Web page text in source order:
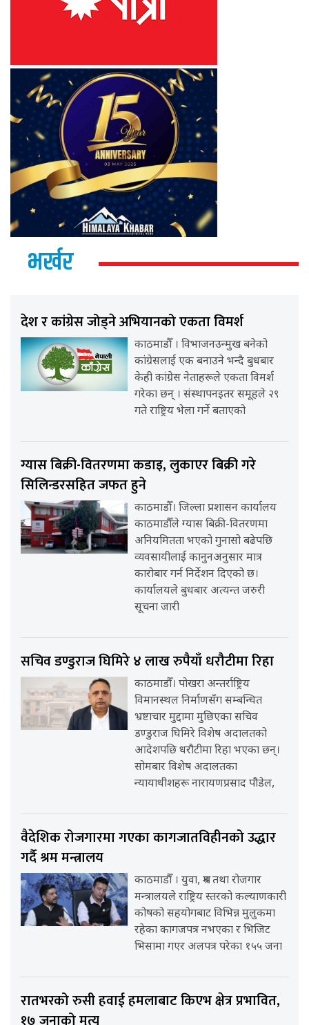
भर्खर
देश र कांग्रेस जोड्ने अभियानको एकता विमर्श
काठमाडौँ । विभाजनउन्मुख बनेको
कांग्रेसलाई एक बनाउने भन्दै बुधबार
केही कांग्रेस नेताहरूले एकता विमर्श
गरेका छन् । संस्थापनइतर समूहले २९
गते राष्ट्रिय भेला गर्ने बताएको
ग्यास बिक्री-वितरणमा कडाइ, लुकाएर बिक्री गरे
सिलिन्डरसहित जफत हुने
काठमाडौँ। जिल्ला प्रशासन कार्यालय
काठमाडौँले ग्यास बिक्री-वितरणमा
अनियमितता भएको गुनासो बढेपछि
व्यवसायीलाई कानुनअनुसार मात्र
कारोबार गर्न निर्देशन दिएको छ।
कार्यालयले बुधबार अत्यन्त जरुरी
सूचना जारी
सचिव डण्डुराज घिमिरे ४ लाख रुपैयाँ धरौटीमा रिहा
काठमाडौँ। पोखरा अन्तर्राष्ट्रिय
विमानस्थल निर्माणसँग सम्बन्धित
भ्रष्टाचार मुद्दामा मुछिएका सचिव
डण्डुराज घिमिरे विशेष अदालतको
आदेशपछि धरौटीमा रिहा भएका छन्।
सोमबार विशेष अदालतका
न्यायाधीशहरू नारायणप्रसाद पौडेल,
वैदेशिक रोजगारमा गएका कागजातविहीनको उद्धार
गर्दै श्रम मन्त्रालय
काठमाडौँ । युवा, श्रम तथा रोजगार
मन्त्रालयले राष्ट्रिय स्तरको कल्याणकारी
कोषको सहयोगबाट विभिन्न मुलुकमा
रहेका कागजपत्र नभएका र भिजिट
भिसामा गएर अलपत्र परेका १५५ जना
रातभरको रुसी हवाई हमलाबाट किएभ क्षेत्र प्रभावित,